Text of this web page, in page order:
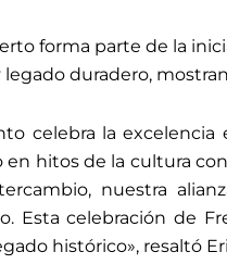
forma parte de la
legado duradero,
celebra la
hitos de la cultura
nuestra
Esta celebración de
histórico», resaltó